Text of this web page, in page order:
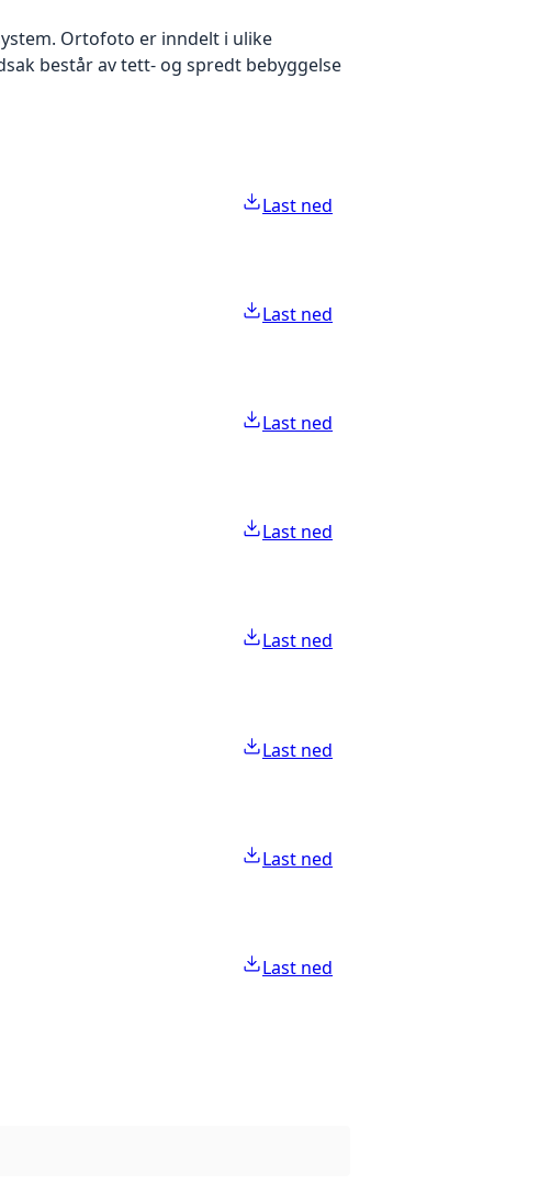
Ortofoto er inndelt i ulike
består av tett- og spredt bebyggelse
Last ned
Last ned
Last ned
Last ned
Last ned
Last ned
Last ned
Last ned